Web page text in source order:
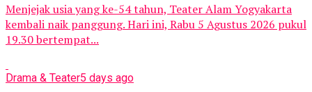
Menjejak usia yang ke-54 tahun, Teater Alam Yogyakarta
kembali naik panggung. Hari ini, Rabu 5 Agustus 2026 pukul
19.30 bertempat...
Drama & Teater5 days ago